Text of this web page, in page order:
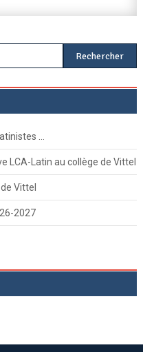
Thermal
De
Rechercher :
…
LCA-Latin au collège de Vittel
Vittel
2027